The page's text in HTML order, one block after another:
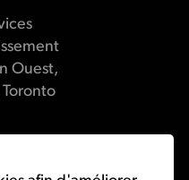
Ouest,